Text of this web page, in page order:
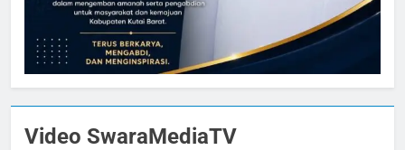
Video SwaraMediaTV